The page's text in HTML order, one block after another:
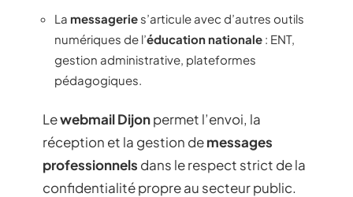
La messagerie s’articule avec d’autres outils
numériques de l’éducation nationale : ENT,
gestion administrative, plateformes
pédagogiques.
Lewebmail Dijonpermet l’envoi, la
réception et la gestion demessages
professionnels dans le respect strict de la
confidentialité propre au secteur public.